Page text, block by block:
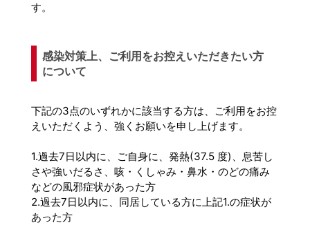
す。
感染対策上、ご利用をお控えいただきたい方
について
下記の3点のいずれかに該当する方は、ご利用をお控
えいただくよう、強くお願いを申し上げます。
1.過去7日以内に、ご自身に、発熱(37.5 度)、息苦し
さや強いだるさ、咳・くしゃみ・鼻水・のどの痛み
などの風邪症状があった方
2.過去7日以内に、同居している方に上記1.の症状が
あった方